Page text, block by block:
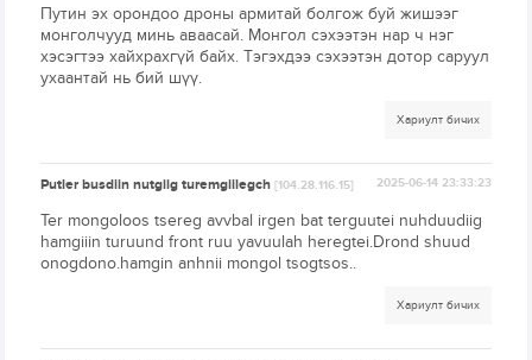
Путин эх орондоо дроны армитай болгож буй жишээг
монголчууд минь аваасай. Монгол сэхээтэн нар ч нэг
хэсэгтээ хайхрахгүй байх. Тэгэхдээ сэхээтэн дотор саруул
ухаантай нь бий шүү.
Хариулт бичих
Putler busdiin nutgiig turemgiilegch[104.28.116.15] 2025-06-14 23:33:23
Ter mongoloos tsereg avvbal irgen bat terguutei nuhduudiig
hamgiiin turuund front ruu yavuulah heregtei.Drond shuud
onogdono.hamgin anhnii mongol tsogtsos..
Хариулт бичих